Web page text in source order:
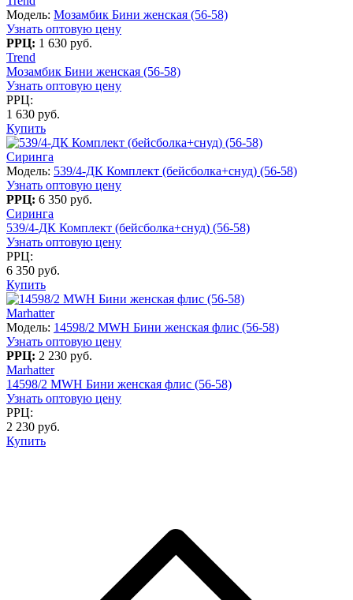
Модель: Мозамбик Бини женская (56-58)
Узнать оптовую цену
РРЦ: 1 630 руб.
Trend
Мозамбик Бини женская (56-58)
Узнать оптовую цену
РРЦ:
1 630 руб.
Купить
Сиринга
Модель: 539/4-ДК Комплект (бейсболка+снуд) (56-58)
Узнать оптовую цену
РРЦ: 6 350 руб.
Сиринга
539/4-ДК Комплект (бейсболка+снуд) (56-58)
Узнать оптовую цену
РРЦ:
6 350 руб.
Купить
Marhatter
Модель: 14598/2 MWH Бини женская флис (56-58)
Узнать оптовую цену
РРЦ: 2 230 руб.
Marhatter
14598/2 MWH Бини женская флис (56-58)
Узнать оптовую цену
РРЦ:
2 230 руб.
Купить